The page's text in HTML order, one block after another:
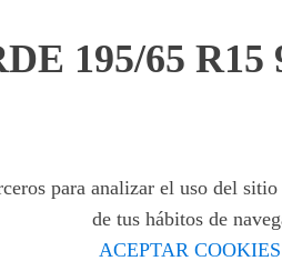
195/65 R15
para analizar el uso del
de tus hábitos de
ACEPTAR COOKIES